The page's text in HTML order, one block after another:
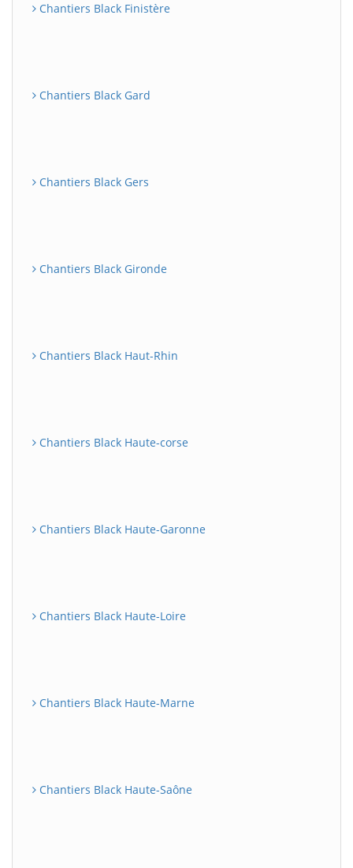
Chantiers Black Finistère
Chantiers Black Gard
Chantiers Black Gers
Chantiers Black Gironde
Chantiers Black Haut-Rhin
Chantiers Black Haute-corse
Chantiers Black Haute-Garonne
Chantiers Black Haute-Loire
Chantiers Black Haute-Marne
Chantiers Black Haute-Saône